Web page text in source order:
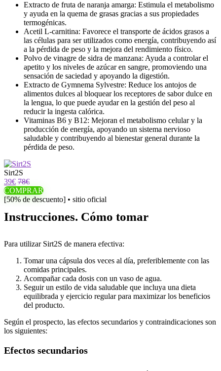
Extracto de fruta de naranja amarga: Estimula el metabolismo
y ayuda en la quema de grasas gracias a sus propiedades
termogénicas.
Acetil L-carnitina: Favorece el transporte de ácidos grasos a
las células para ser utilizados como energía, contribuyendo así
a la pérdida de peso y la mejora del rendimiento físico.
Polvo de vinagre de sidra de manzana: Ayuda a controlar el
apetito y los niveles de azúcar en sangre, promoviendo una
sensación de saciedad y apoyando la digestión.
Extracto de Gymnema Sylvestre: Reduce los antojos de
alimentos dulces al bloquear los receptores de sabor dulce en
la lengua, lo que puede ayudar en la gestión del peso al
reducir la ingesta calórica.
Vitaminas B6 y B12: Mejoran el metabolismo celular y la
producción de energía, apoyando un sistema nervioso
saludable y contribuyendo al bienestar general durante la
pérdida de peso.
Sirt2S
39€ 78€
COMPRAR
[50% de descuento] • sitio oficial
Instrucciones. Cómo tomar
Para utilizar Sirt2S de manera efectiva:
Tomar una cápsula dos veces al día, preferiblemente con las
comidas principales.
Acompañar cada dosis con un vaso de agua.
Seguir un estilo de vida saludable que incluya una dieta
equilibrada y ejercicio regular para maximizar los beneficios
del producto.
Según el prospecto, las efectos secundarios y contraindicaciones son
los siguientes:
Efectos secundarios